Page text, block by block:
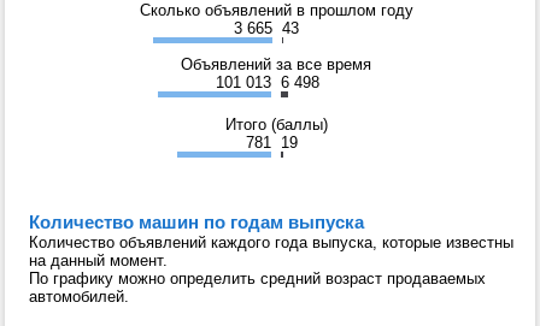
Сколько объявлений в прошлом году
3 665 43
Объявлений за все время
101 013 6 498
Итого (баллы)
781 19
Количество машин по годам выпуска
Количество объявлений каждого года выпуска, которые известны
на данный момент.
По графику можно определить средний возраст продаваемых
автомобилей.